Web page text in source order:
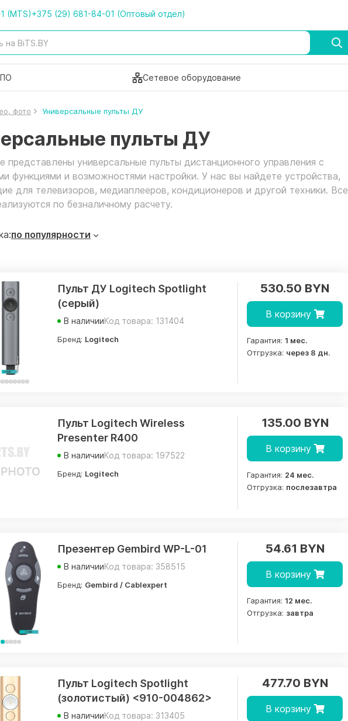
(MTS)+375 (29) 681-84-01 (Оптовый отдел)
Сетевое оборудование
фото Универсальные пульты ДУ
пульты ДУ
представлены универсальные пульты дистанционного управления с
функциями и возможностями настройки. У нас вы найдете устройства,
для телевизоров, медиаплееров, кондиционеров и другой техники. Все
по безналичному расчету.
по популярности
Пульт ДУ Logitech Spotlight
(серый)
В наличииКод товара: 131404
Бренд: Logitech
530.50 BYN
В корзину
Гарантия: 1 мес.
Отгрузка: через 8 дн.
Пульт Logitech Wireless
Presenter R400
В наличииКод товара: 197522
Бренд: Logitech
135.00 BYN
В корзину
Гарантия: 24 мес.
Отгрузка: послезавтра
Презентер Gembird WP-L-01
В наличииКод товара: 358515
Бренд: Gembird / Cablexpert
54.61 BYN
В корзину
Гарантия: 12 мес.
Отгрузка: завтра
Пульт Logitech Spotlight
(золотистый) <910-004862>
В наличииКод товара: 313405
477.70 BYN
В корзину